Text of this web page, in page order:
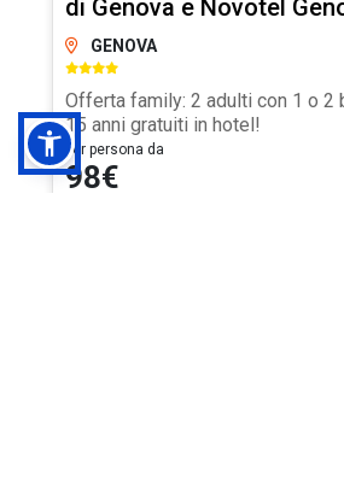
di Genova e Novotel
GENOVA
Offerta family: 2 adulti con 1 o 2
15 anni gratuiti in hotel!
per persona da
98€